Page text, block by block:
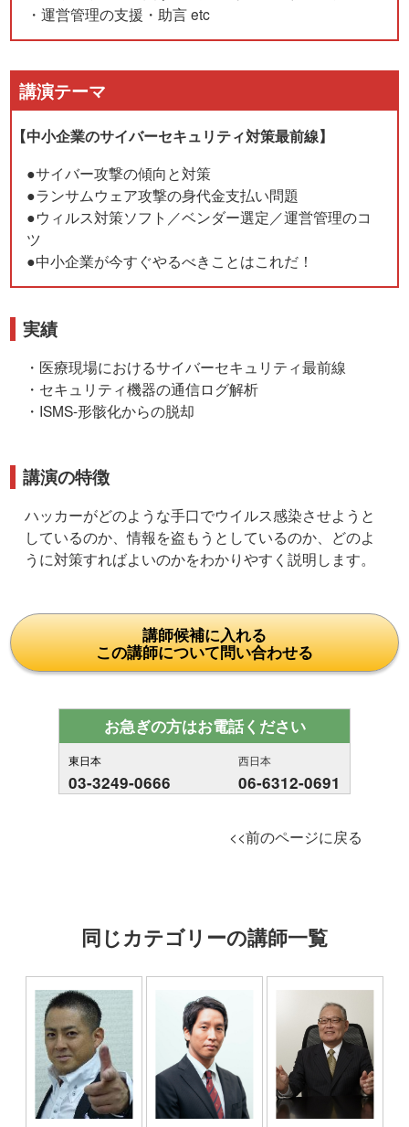
・運営管理の支援・助言 etc
講演テーマ
【中小企業のサイバーセキュリティ対策最前線】
●サイバー攻撃の傾向と対策
●ランサムウェア攻撃の身代金支払い問題
●ウィルス対策ソフト／ベンダー選定／運営管理のコ
ツ
●中小企業が今すぐやるべきことはこれだ！
実績
・医療現場におけるサイバーセキュリティ最前線
・セキュリティ機器の通信ログ解析
・ISMS-形骸化からの脱却
講演の特徴
ハッカーがどのような手口でウイルス感染させようと
しているのか、情報を盗もうとしているのか、どのよ
うに対策すればよいのかをわかりやすく説明します。
講師候補に入れる
この講師について問い合わせる
お急ぎの方はお電話ください
東日本
03-3249-0666
西日本
06-6312-0691
<<前のページに戻る
同じカテゴリーの講師一覧